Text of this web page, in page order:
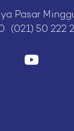
Pasar
(021) 50 222